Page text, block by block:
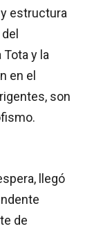
estructura
y la
en el
son
llegó
de